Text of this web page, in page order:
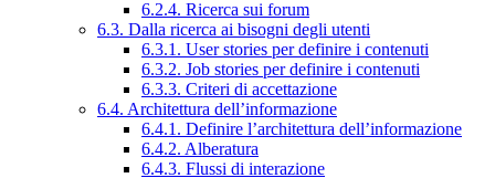
6.2.4. Ricerca sui forum
6.3. Dalla ricerca ai bisogni degli utenti
6.3.1. User stories per definire i contenuti
6.3.2. Job stories per definire i contenuti
6.3.3. Criteri di accettazione
6.4. Architettura dell’informazione
6.4.1. Definire l’architettura dell’informazione
6.4.2. Alberatura
6.4.3. Flussi di interazione